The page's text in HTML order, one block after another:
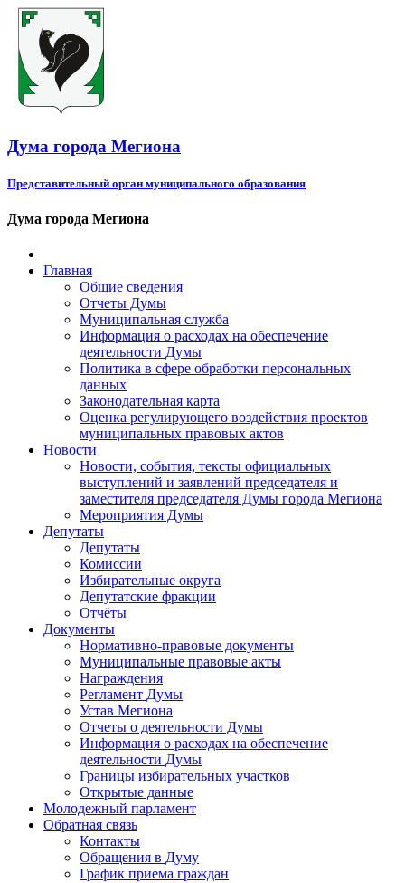
Дума города Мегиона
Представительный орган муниципального образования
Дума города Мегиона
Главная
Общие сведения
Отчеты Думы
Муниципальная служба
Информация о расходах на обеспечение
деятельности Думы
Политика в сфере обработки персональных
данных
Законодательная карта
Оценка регулирующего воздействия проектов
муниципальных правовых актов
Новости
Новости, события, тексты официальных
выступлений и заявлений председателя и
заместителя председателя Думы города Мегиона
Мероприятия Думы
Депутаты
Депутаты
Комиссии
Избирательные округа
Депутатские фракции
Отчёты
Документы
Нормативно-правовые документы
Муниципальные правовые акты
Награждения
Регламент Думы
Устав Мегиона
Отчеты о деятельности Думы
Информация о расходах на обеспечение
деятельности Думы
Границы избирательных участков
Открытые данные
Молодежный парламент
Обратная связь
Контакты
Обращения в Думу
График приема граждан